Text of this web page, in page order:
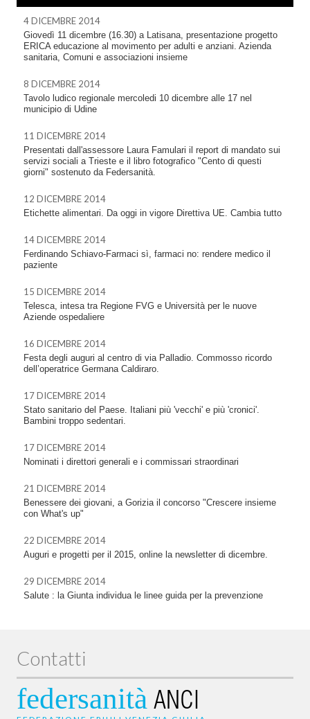
4 DICEMBRE 2014
Giovedì 11 dicembre (16.30) a Latisana, presentazione progetto
ERICA educazione al movimento per adulti e anziani. Azienda
sanitaria, Comuni e associazioni insieme
8 DICEMBRE 2014
Tavolo ludico regionale mercoledi 10 dicembre alle 17 nel
municipio di Udine
11 DICEMBRE 2014
Presentati dall'assessore Laura Famulari il report di mandato sui
servizi sociali a Trieste e il libro fotografico "Cento di questi
giorni" sostenuto da Federsanità.
12 DICEMBRE 2014
Etichette alimentari. Da oggi in vigore Direttiva UE. Cambia tutto
14 DICEMBRE 2014
Ferdinando Schiavo-Farmaci sì, farmaci no: rendere medico il
paziente
15 DICEMBRE 2014
Telesca, intesa tra Regione FVG e Università per le nuove
Aziende ospedaliere
16 DICEMBRE 2014
Festa degli auguri al centro di via Palladio. Commosso ricordo
dell’operatrice Germana Caldiraro.
17 DICEMBRE 2014
Stato sanitario del Paese. Italiani più 'vecchi' e più 'cronici'.
Bambini troppo sedentari.
17 DICEMBRE 2014
Nominati i direttori generali e i commissari straordinari
21 DICEMBRE 2014
Benessere dei giovani, a Gorizia il concorso "Crescere insieme
con What's up"
22 DICEMBRE 2014
Auguri e progetti per il 2015, online la newsletter di dicembre.
29 DICEMBRE 2014
Salute : la Giunta individua le linee guida per la prevenzione
Contatti
federsanità ANCI